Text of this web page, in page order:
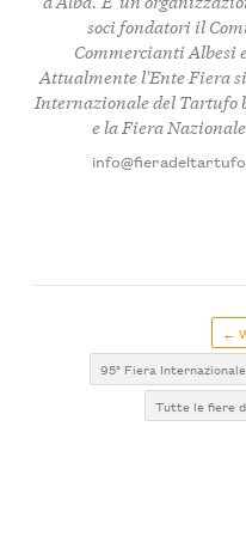
soci fondatori il
Commercianti Albesi
Attualmente l'Ente Fiera
Internazionale del Tartufo
e la Fiera
←
95° Fiera
Tutte le fiere